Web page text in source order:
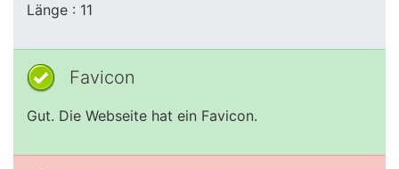
Länge : 11
Favicon
Gut. Die Webseite hat ein Favicon.